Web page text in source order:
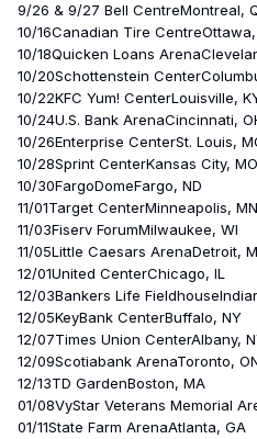
9/26 & 9/27 Bell CentreMontreal,
10/16Canadian Tire CentreOttawa,
10/18Quicken Loans
10/20Schottenstein
10/22KFC Yum! CenterLouisville,
10/24U.S. Bank ArenaCincinnati,
10/26Enterprise CenterSt. Louis,
10/28Sprint CenterKansas City, MO
10/30FargoDomeFargo, ND
11/01Target CenterMinneapolis, MN
11/03Fiserv ForumMilwaukee, WI
11/05Little Caesars ArenaDetroit,
12/01United CenterChicago, IL
12/03Bankers Life
12/05KeyBank CenterBuffalo, NY
12/07Times Union CenterAlbany,
12/09Scotiabank ArenaToronto,
12/13TD GardenBoston, MA
01/08VyStar Veterans Memorial
01/11State Farm ArenaAtlanta, GA